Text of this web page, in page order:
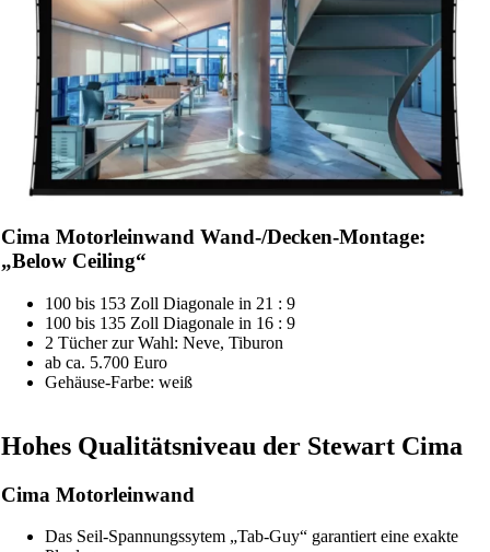
Cima Motorleinwand Wand-/Decken-Montage:
„Below Ceiling“
100 bis 153 Zoll Diagonale in 21 : 9
100 bis 135 Zoll Diagonale in 16 : 9
2 Tücher zur Wahl: Neve, Tiburon
ab ca. 5.700 Euro
Gehäuse-Farbe: weiß
Hohes Qualitätsniveau der Stewart Cima
Cima Motorleinwand
Das Seil-Spannungssytem „Tab-Guy“ garantiert eine exakte